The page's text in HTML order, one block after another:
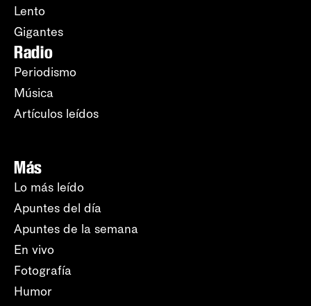
Lento
Gigantes
Radio
Periodismo
Música
Artículos leídos
Más
Lo más leído
Apuntes del día
Apuntes de la semana
En vivo
Fotografía
Humor